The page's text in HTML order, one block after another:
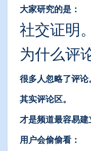
大家研究的是：
社交证明。
为什么评
很多人忽略了评论
其实评论区。
才是频道最容易建
用户会偷偷看：